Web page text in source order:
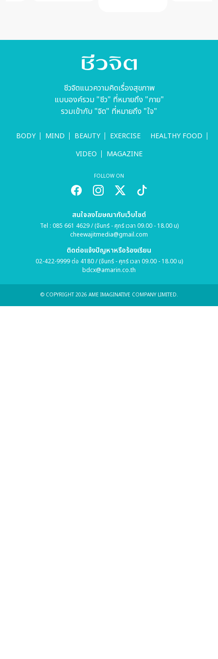
ชีวจิตแนวความคิดเรื่องสุขภาพ
แบบองค์รวม "ชีว" ที่หมายถึง "กาย"
รวมเข้ากับ "จิต" ที่หมายถึง "ใจ"
BODY MIND BEAUTY EXERCISE
HEALTHY FOOD
VIDEO
MAGAZINE
FOLLOW ON
สนใจลงโฆษณากับเว็บไซต์
Tel : 085 661 4629 / (จันทร์ - ศุกร์ เวลา 09.00 - 18.00 น)
cheewajitmedia@gmail.com
ติดต่อแจ้งปัญหาหรือร้องเรียน
02-422-9999 ต่อ 4180 / (จันทร์ - ศุกร์ เวลา 09.00 - 18.00 น)
bdcx@amarin.co.th
© COPYRIGHT 2026 AME IMAGINATIVE COMPANY LIMITED.